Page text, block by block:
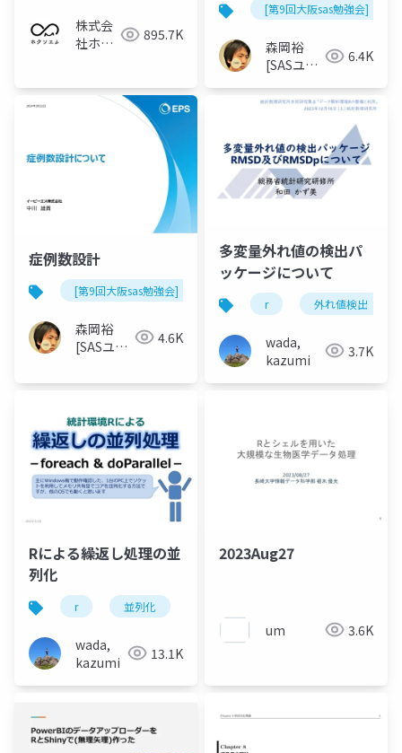
株式会
社ホク
895.7K
[第9回大阪sas勉強会]
森岡裕
[SASユー
世話人]
6.4K
症例数設計
[第9回大阪sas勉強会]
森岡裕
[SASユー
世話人]
4.6K
多変量外れ値の検出パ
ッケージについて
r 外れ値検出
wada,
kazumi
3.7K
Rによる繰返し処理の並
列化
r 並列化
wada,
kazumi
13.1K
2023Aug27
um 3.6K